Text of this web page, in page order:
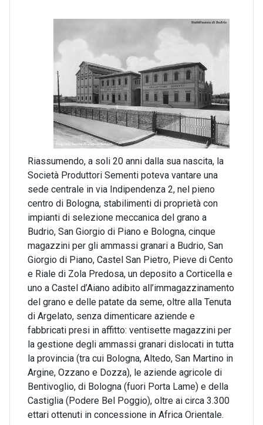
Riassumendo, a soli 20 anni dalla sua nascita, la
Società Produttori Sementi poteva vantare una
sede centrale in via Indipendenza 2, nel pieno
centro di Bologna, stabilimenti di proprietà con
impianti di selezione meccanica del grano a
Budrio, San Giorgio di Piano e Bologna, cinque
magazzini per gli ammassi granari a Budrio, San
Giorgio di Piano, Castel San Pietro, Pieve di Cento
e Riale di Zola Predosa, un deposito a Corticella e
uno a Castel d’Aiano adibito all’immagazzinamento
del grano e delle patate da seme, oltre alla Tenuta
di Argelato, senza dimenticare aziende e
fabbricati presi in affitto: ventisette magazzini per
la gestione degli ammassi granari dislocati in tutta
la provincia (tra cui Bologna, Altedo, San Martino in
Argine, Ozzano e Dozza), le aziende agricole di
Bentivoglio, di Bologna (fuori Porta Lame) e della
Castiglia (Podere Bel Poggio), oltre ai circa 3.300
ettari ottenuti in concessione in Africa Orientale.